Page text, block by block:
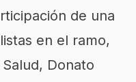
de una
en el ramo,
Donato